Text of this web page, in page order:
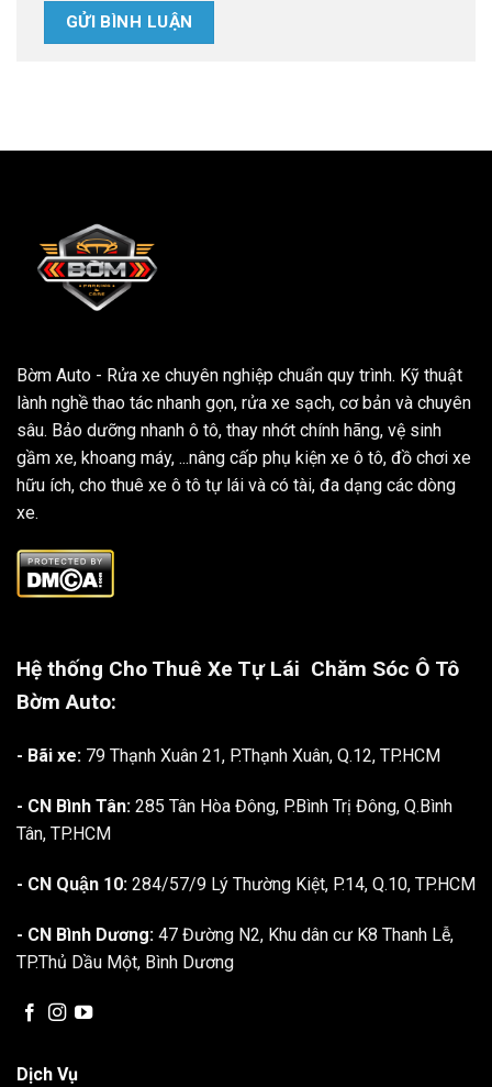
Bờm Auto - Rửa xe chuyên nghiệp chuẩn quy trình. Kỹ thuật
lành nghề thao tác nhanh gọn, rửa xe sạch, cơ bản và chuyên
sâu. Bảo dưỡng nhanh ô tô, thay nhớt chính hãng, vệ sinh
gầm xe, khoang máy, ...nâng cấp phụ kiện xe ô tô, đồ chơi xe
hữu ích, cho thuê xe ô tô tự lái và có tài, đa dạng các dòng
xe.
Hệ thống Cho Thuê Xe Tự Lái Chăm Sóc Ô Tô
Bờm Auto:
- Bãi xe: 79 Thạnh Xuân 21, P.Thạnh Xuân, Q.12, TP.HCM
- CN Bình Tân: 285 Tân Hòa Đông, P.Bình Trị Đông, Q.Bình
Tân, TP.HCM
- CN Quận 10: 284/57/9 Lý Thường Kiệt, P.14, Q.10, TP.HCM
- CN Bình Dương: 47 Đường N2, Khu dân cư K8 Thanh Lễ,
TP.Thủ Dầu Một, Bình Dương
Dịch Vụ